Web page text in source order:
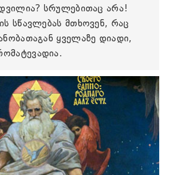
სრულებითაც არა!
სწავლებას მთხოვენ, რაც
ყველაზე დიადი,